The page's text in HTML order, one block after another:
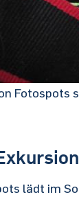
Fotospots
lädt im